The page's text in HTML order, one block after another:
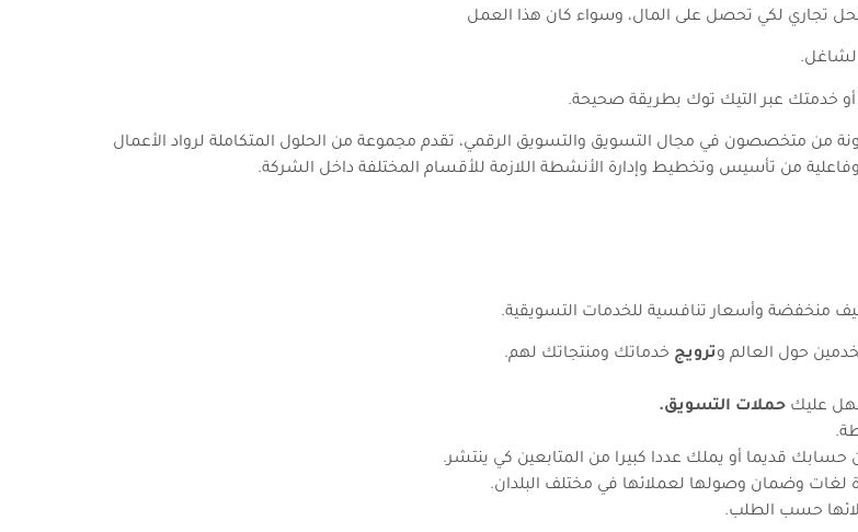
تجاري لكي تحصل على المال، وسواء كان هذا العمل
خدمتك عبر التيك توك بطريقة صحيحة.
من متخصصون في مجال التسويق والتسويق الرقمي، تقدم مجموعة من الحلول المتكاملة لرواد الأعمال
وفاعلية من تأسيس وتخطيط وإدارة الأنشطة اللازمة للأقسام المختلفة داخل الشركة.
منخفضة وأسعار تنافسية للخدمات التسويقية.
حول العالم وترويج خدماتك ومنتجاتك لهم.
عليك حملات التسويق.
قديما أو يملك عددا كبيرا من المتابعين كي ينتشر.
لغات وضمان وصولها لعملائها في مختلف البلدان.
حسب الطلب.